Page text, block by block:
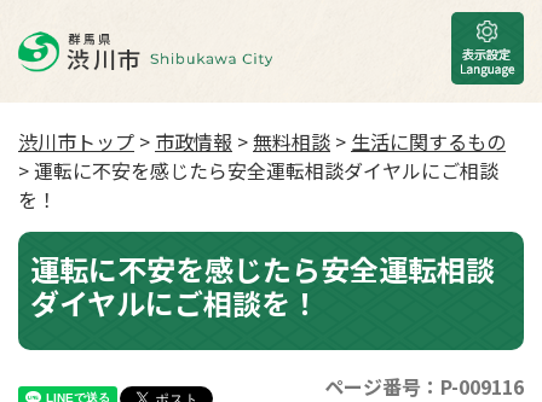
渋川市トップ > 市政情報 >無料相談 > 生活に関するもの
> 運転に不安を感じたら安全運転相談ダイヤルにご相談
を！
運転に不安を感じたら安全運転相談
ダイヤルにご相談を！
ページ番号：P-009116